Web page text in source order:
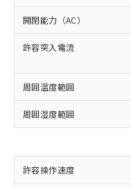
開閉能力（AC）
許容突入電流
周囲温度範囲
周囲湿度範囲
許容操作速度